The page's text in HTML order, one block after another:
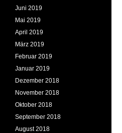
Juni 2019
Mai 2019
April 2019
März 2019
Februar 2019
Januar 2019
Dezember 2018
November 2018
Oktober 2018
September 2018
August 2018